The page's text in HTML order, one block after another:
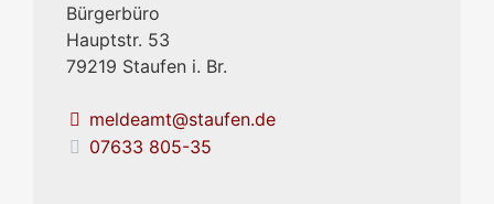
Bürgerbüro
Hauptstr. 53
79219 Staufen i. Br.
meldeamt@staufen.de
07633 805-35